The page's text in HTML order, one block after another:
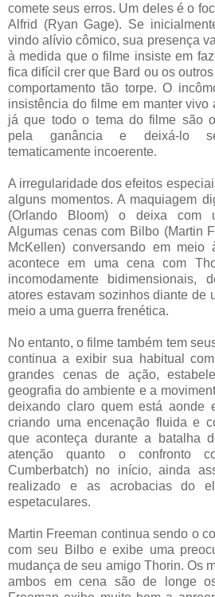
comete seus erros. Um deles é o
Alfrid (Ryan Gage). Se
vindo alívio cômico, sua presença
à medida que o filme insiste em
fica difícil crer que Bard ou os
comportamento tão torpe. O
insistência do filme em manter vivo
já que todo o tema do filme são
pela ganância e deixá-lo
tematicamente incoerente.
A irregularidade dos efeitos
alguns momentos. A maquiagem
(Orlando Bloom) o deixa com
Algumas cenas com Bilbo (Martin
McKellen) conversando em
acontece em uma cena com
incomodamente bidimensionais,
atores estavam sozinhos diante de
meio a uma guerra frenética.
No entanto, o filme também tem
continua a exibir sua habitual
grandes cenas de ação,
geografia do ambiente e a
deixando claro quem está aonde
criando uma encenação fluida e
que aconteça durante a batalha
atenção quanto o confronto
Cumberbatch) no início, ainda
realizado e as acrobacias do
espetaculares.
Martin Freeman continua sendo o
com seu Bilbo e exibe uma
mudança de seu amigo Thorin. Os
ambos em cena são de longe